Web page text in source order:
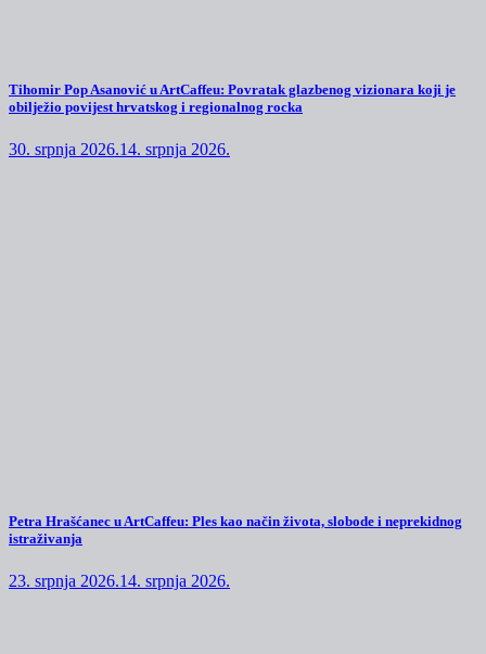
Tihomir Pop Asanović u ArtCaffeu: Povratak glazbenog vizionara koji je
obilježio povijest hrvatskog i regionalnog rocka
30. srpnja 2026.14. srpnja 2026.
Petra Hrašćanec u ArtCaffeu: Ples kao način života, slobode i neprekidnog
istraživanja
23. srpnja 2026.14. srpnja 2026.